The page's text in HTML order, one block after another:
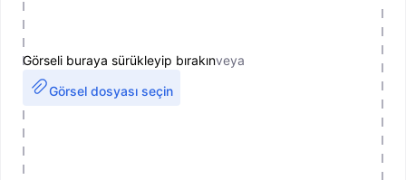
Görseli buraya sürükleyip bırakınveya
Görsel dosyası seçin